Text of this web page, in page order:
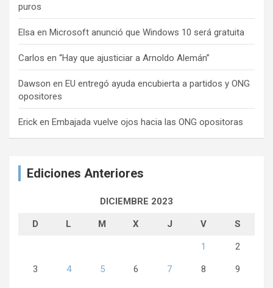
puros
Elsa en Microsoft anunció que Windows 10 será gratuita
Carlos en “Hay que ajusticiar a Arnoldo Alemán”
Dawson en EU entregó ayuda encubierta a partidos y ONG
opositores
Erick en Embajada vuelve ojos hacia las ONG opositoras
Ediciones Anteriores
DICIEMBRE 2023
D L M X J V S
1 2
3 4 5 6 7 8 9